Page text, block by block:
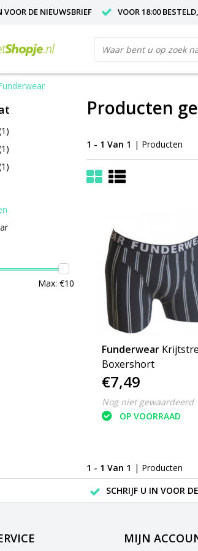
VOOR DE NIEUWSBRIEF VOOR 18:00
Max: €10
Producten
1 - 1 Van 1 | Producten
Funderwear
Boxershort
€7,49
Nog niet gewaardeerd
OP VOORRAAD
1 - 1 Van 1 | Producten
SCHRIJF U IN VOOR
MIJN